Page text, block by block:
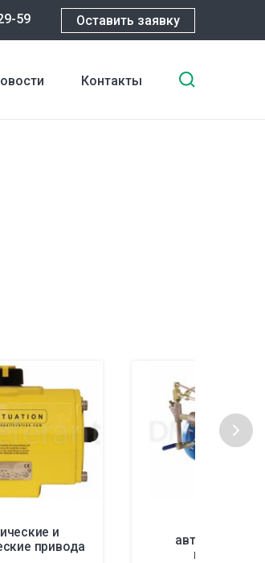
59 Оставить заявку
Контакты
и
привода
контролем